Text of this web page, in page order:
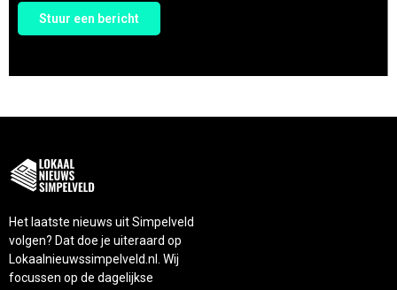
Stuur een bericht
Het laatste nieuws uit Simpelveld
volgen? Dat doe je uiteraard op
Lokaalnieuwssimpelveld.nl. Wij
focussen op de dagelijkse